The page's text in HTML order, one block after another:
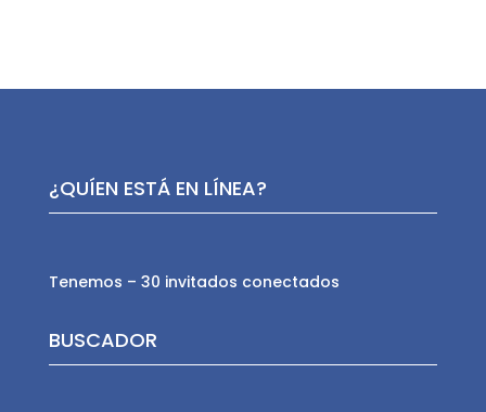
¿QUÍEN ESTÁ EN LÍNEA?
Tenemos – 30 invitados conectados
BUSCADOR